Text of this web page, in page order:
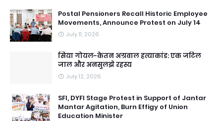
Postal Pensioners Recall Historic Employee
Movements, Announce Protest on July 14
July 11, 2026
सिया गोयल-केतन अग्रवाल हत्याकांड: एक जटिल
जाल और अनसुलझे रहस्य
July 12, 2026
SFI, DYFI Stage Protest in Support of Jantar
Mantar Agitation, Burn Effigy of Union
Education Minister